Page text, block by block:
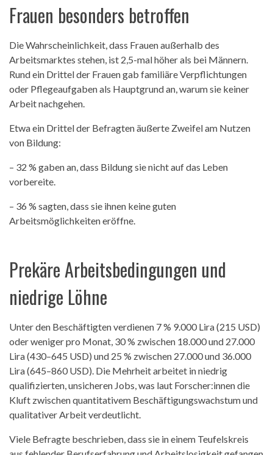
Frauen besonders betroffen
Die Wahrscheinlichkeit, dass Frauen außerhalb des
Arbeitsmarktes stehen, ist 2,5-mal höher als bei Männern.
Rund ein Drittel der Frauen gab familiäre Verpflichtungen
oder Pflegeaufgaben als Hauptgrund an, warum sie keiner
Arbeit nachgehen.
Etwa ein Drittel der Befragten äußerte Zweifel am Nutzen
von Bildung:
– 32 % gaben an, dass Bildung sie nicht auf das Leben
vorbereite.
– 36 % sagten, dass sie ihnen keine guten
Arbeitsmöglichkeiten eröffne.
Prekäre Arbeitsbedingungen und
niedrige Löhne
Unter den Beschäftigten verdienen 7 % 9.000 Lira (215 USD)
oder weniger pro Monat, 30 % zwischen 18.000 und 27.000
Lira (430–645 USD) und 25 % zwischen 27.000 und 36.000
Lira (645–860 USD). Die Mehrheit arbeitet in niedrig
qualifizierten, unsicheren Jobs, was laut Forscher:innen die
Kluft zwischen quantitativem Beschäftigungswachstum und
qualitativer Arbeit verdeutlicht.
Viele Befragte beschrieben, dass sie in einem Teufelskreis